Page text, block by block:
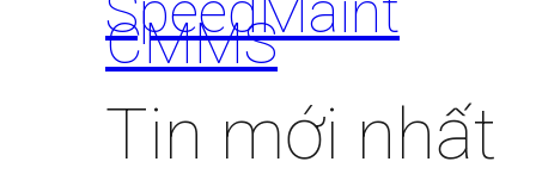
CMMS
Tin mới nhất